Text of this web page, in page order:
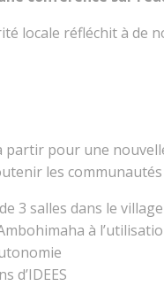
locale réfléchit à de
partir pour une
les
de 3 salles dans le
à
d’IDEES